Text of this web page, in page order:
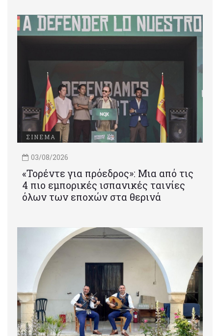
ΣΙΝΕΜΑ
03/08/2026
«Τορέντε για πρόεδρος»: Mια από τις
4 πιο εμπορικές ισπανικές ταινίες
όλων των εποχών στα θερινά